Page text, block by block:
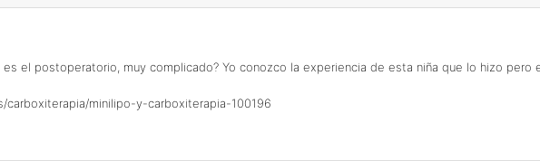
el postoperatorio, muy complicado? Yo conozco la experiencia de esta niña que lo hizo pero
minilipo-y-carboxiterapia-100196